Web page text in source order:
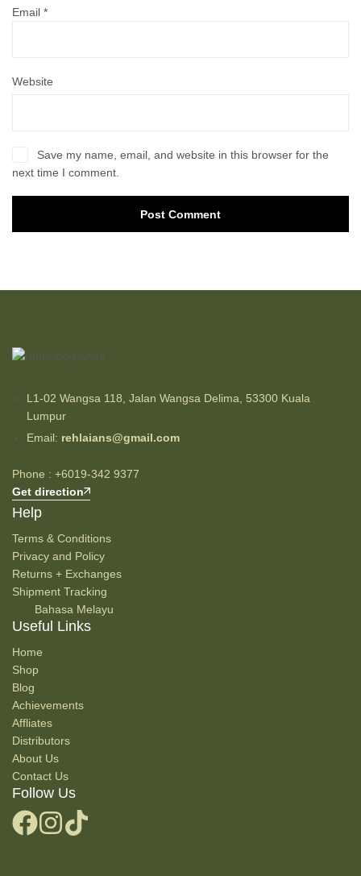
Email *
Website
Save my name, email, and website in this browser for the
next time I comment.
Post Comment
L1-02 Wangsa 118, Jalan Wangsa Delima, 53300 Kuala
Lumpur
Email: rehlaians@gmail.com
Phone : +6019-342 9377
Get direction
Help
Terms & Conditions
Privacy and Policy
Returns + Exchanges
Shipment Tracking
Bahasa Melayu
Useful Links
Home
Shop
Blog
Achievements
Affliates
Distributors
About Us
Contact Us
Follow Us